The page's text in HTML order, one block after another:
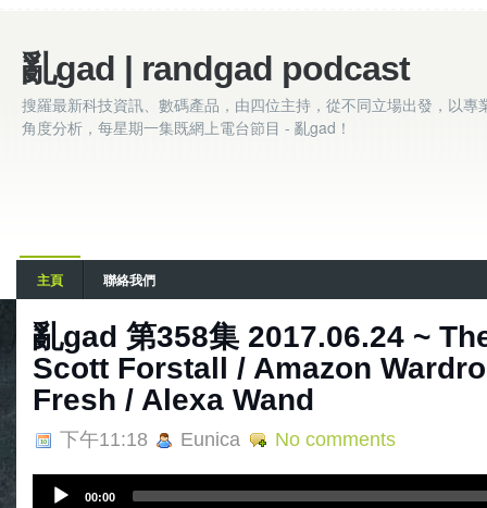
亂gad | randgad podcast
搜羅最新科技資訊、數碼產品，由四位主持，從不同立場出發，以專
角度分析，每星期一集既網上電台節目 - 亂gad！
主頁 聯絡我們
亂gad 第358集 2017.06.24 ~
Scott Forstall / Amazon
Fresh / Alexa Wand
下午11:18 Eunica No comments
00:00